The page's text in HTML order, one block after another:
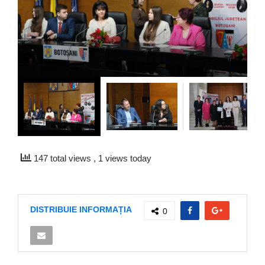
147 total views , 1 views today
DISTRIBUIE INFORMAȚIA 0